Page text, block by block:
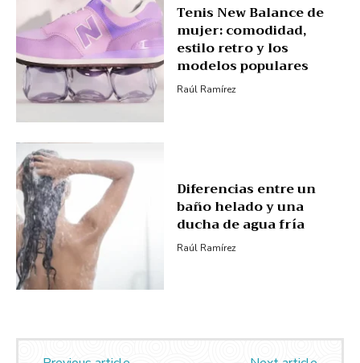
Tenis New Balance de
mujer: comodidad,
estilo retro y los
modelos populares
Raúl Ramírez
Diferencias entre un
baño helado y una
ducha de agua fría
Raúl Ramírez